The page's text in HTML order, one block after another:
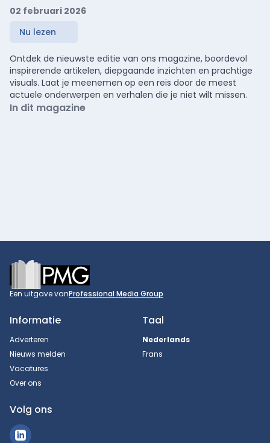
02 februari 2026
Nu lezen
Ontdek de nieuwste editie van ons magazine, boordevol
inspirerende artikelen, diepgaande inzichten en prachtige
visuals. Laat je meenemen op een reis door de meest
actuele onderwerpen en verhalen die je niet wilt missen.
In dit magazine
Footer
Een uitgave vanProfessional Media Group
Informatie
Adverteren
Nieuws melden
Vacatures
Over ons
Taal
Nederlands
Frans
Volg ons